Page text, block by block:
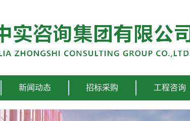
新闻动态 招标采购 工程咨询